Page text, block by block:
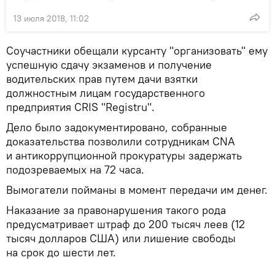
13 июля 2018, 11:02
Соучастники обещали курсанту "организовать" ему
успешную сдачу экзаменов и получение
водительских прав путем дачи взятки
должностным лицам государственного
предприятия CRIS "Registru".
Дело было задокументировано, собранные
доказательства позволили сотрудникам CNA
и антикоррупционной прокуратуры задержать
подозреваемых на 72 часа.
Вымогатели пойманы в момент передачи им денег.
Наказание за правонарушения такого рода
предусматривает штраф до 200 тысяч леев (12
тысяч долларов США) или лишение свободы
на срок до шести лет.